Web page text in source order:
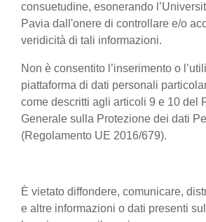
consuetudine, esonerando
Pavia dall'onere di controllare e/o
veridicità di tali informazioni.
Non è consentito l’inserimento o
piattaforma di dati personali
come descritti agli articoli 9 e 10 del
Generale sulla Protezione dei dati
(Regolamento UE 2016/679).
È vietato diffondere, comunicare,
e altre informazioni o dati presenti